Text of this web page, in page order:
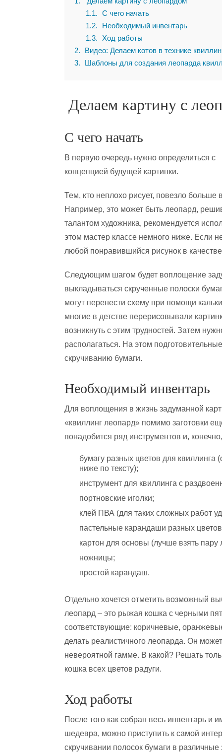
1.1
С чего начать
1.2
Необходимый инвентарь
1.3
Ход работы
2
Видео: Делаем котов в технике
3
Шаблоны для создания леопарда
Делаем картину с
С чего начать
В первую очередь нужно определиться с
концепцией будущей картинки.
Тем, кто неплохо рисует, повезло больше
Например, это может быть леопард,
талантом художника, рекомендуется
этом мастер классе немного ниже. Если
любой понравившийся рисунок в
Следующим шагом будет воплощение
выкладываться скрученные полоски
могут перенести схему при помощи
многие в детстве перерисовывали
возникнуть с этим трудностей. Затем
располагаться. На этом
скручиванию бумаги.
Необходимый инвентарь
Для воплощения в жизнь задуманной
«квиллинг леопард» помимо заготовки
понадобится ряд инструментов и,
бумагу разных цветов для
ниже по тексту);
инструмент для квиллинга с
портновские иголки;
клей ПВА (для таких сложных работ
пастельные карандаши разных
картон для основы (лучше взять пару
ножницы;
простой карандаш.
Отдельно хочется отметить возможный
леопард – это рыжая кошка с черными
соответствующие: коричневые,
делать реалистичного леопарда. Он
невероятной гамме. В какой? Решать
кошка всех цветов радуги.
Ход работы
После того как собран весь инвентарь и
шедевра, можно приступить к самой
скручивании полосок бумаги в